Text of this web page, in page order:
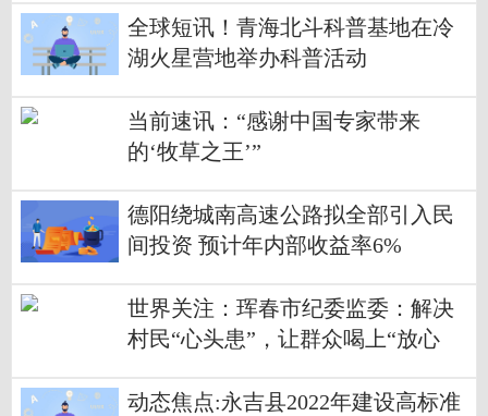
全球短讯！青海北斗科普基地在冷
湖火星营地举办科普活动
当前速讯：“感谢中国专家带来
的‘牧草之王’”
德阳绕城南高速公路拟全部引入民
间投资 预计年内部收益率6%
世界关注：珲春市纪委监委：解决
村民“心头患”，让群众喝上“放心
动态焦点:永吉县2022年建设高标准